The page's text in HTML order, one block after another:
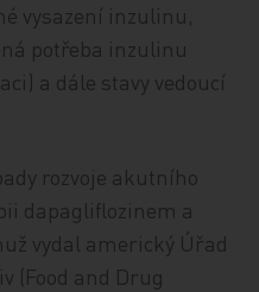
vysazení inzulinu,
potřeba inzulinu
a dále stavy vedoucí
rozvoje akutního
dapagliflozinem a
vydal americký Úřad
(Food and Drug